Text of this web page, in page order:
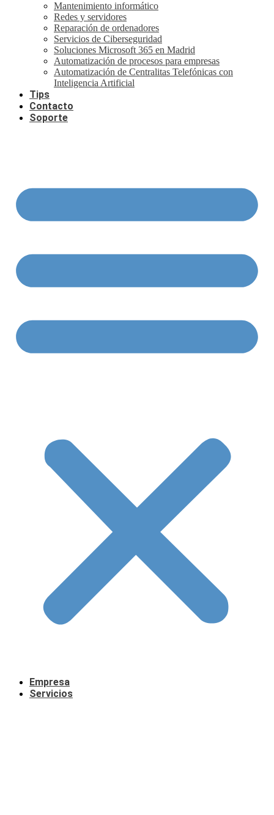
Mantenimiento informático
Redes y servidores
Reparación de ordenadores
Servicios de Ciberseguridad
Soluciones Microsoft 365 en Madrid
Automatización de procesos para empresas
Automatización de Centralitas Telefónicas con
Inteligencia Artificial
Tips
Contacto
Soporte
Empresa
Servicios